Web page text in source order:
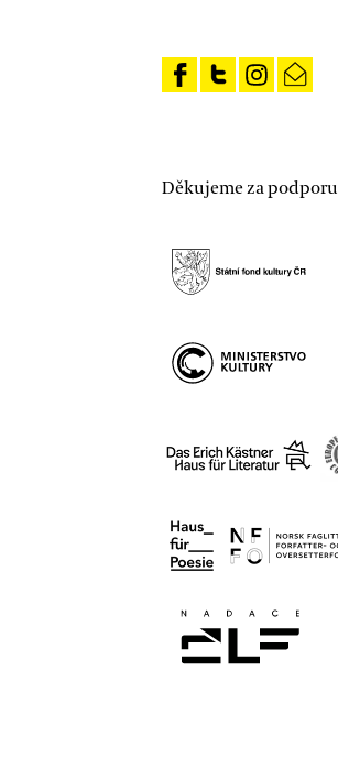
Děkujeme za podporu